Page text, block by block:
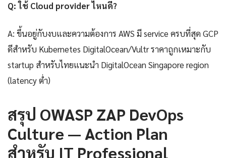
Q: ใช้ Cloud provider ไหนดี?
A: ขึ้นอยู่กับงบและความต้องการ AWS มี service ครบที่สุด GCP
ดีสำหรับ Kubernetes DigitalOcean/Vultr ราคาถูกเหมาะกับ
startup สำหรับไทยแนะนำ DigitalOcean Singapore region
(latency ต่ำ)
สรุป OWASP ZAP DevOps
Culture — Action Plan
สำหรับ IT Professional